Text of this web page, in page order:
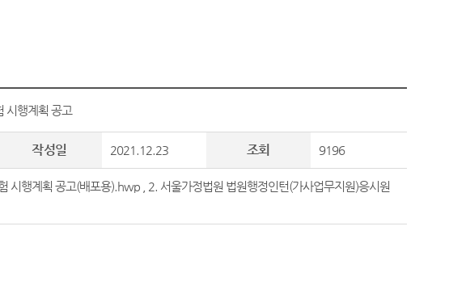
시행계획 공고
작성일 2021.12.23 조회 9196
시행계획 공고(배포용).hwp, 2. 서울가정법원 법원행정인턴(가사업무지원)응시원